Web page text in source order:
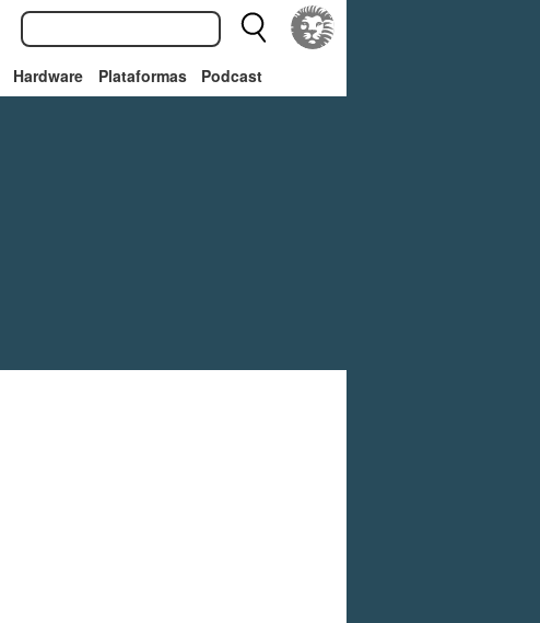
Hardware Plataformas Podcast